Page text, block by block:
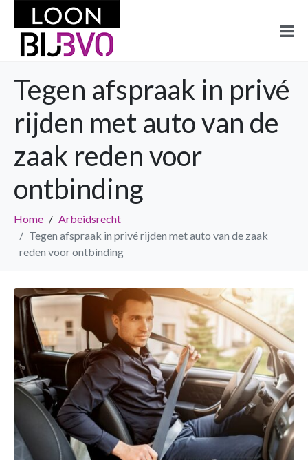
Tegen afspraak in privé
rijden met auto van de
zaak reden voor
ontbinding
Home
Arbeidsrecht
Tegen afspraak in privé rijden met auto van de zaak
reden voor ontbinding